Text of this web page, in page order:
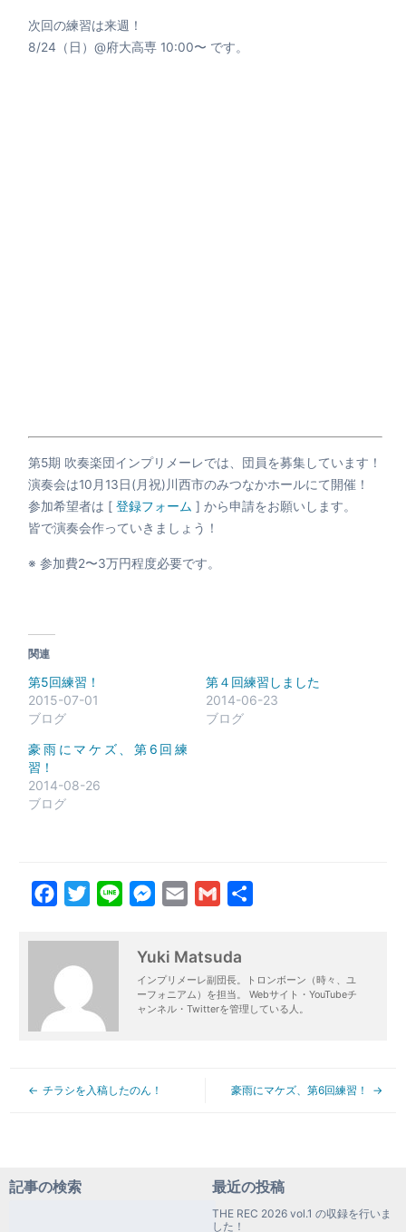
次回の練習は来週！
8/24（日）@府大高専 10:00〜 です。
第5期 吹奏楽団インプリメーレでは、団員を募集しています！
演奏会は10月13日(月祝)川西市のみつなかホールにて開催！
参加希望者は [登録フォーム ] から申請をお願いします。
皆で演奏会作っていきましょう！
※ 参加費2〜3万円程度必要です。
関連
第5回練習！
2015-07-01
ブログ
第４回練習しました
2014-06-23
ブログ
豪雨にマケズ、第6回練
習！
2014-08-26
ブログ
FacebookTwitterLine Messenger
Email Gmail
Yuki Matsuda
インプリメーレ副団長。トロンボーン（時々、ユ
ーフォニアム）を担当。 Webサイト・YouTubeチ
ャンネル・Twitterを管理している人。
チラシを入稿したのん！ 豪雨にマケズ、第6回練習！
記事の検索 最近の投稿
THE REC 2026 vol.1 の収録を行いま
した！